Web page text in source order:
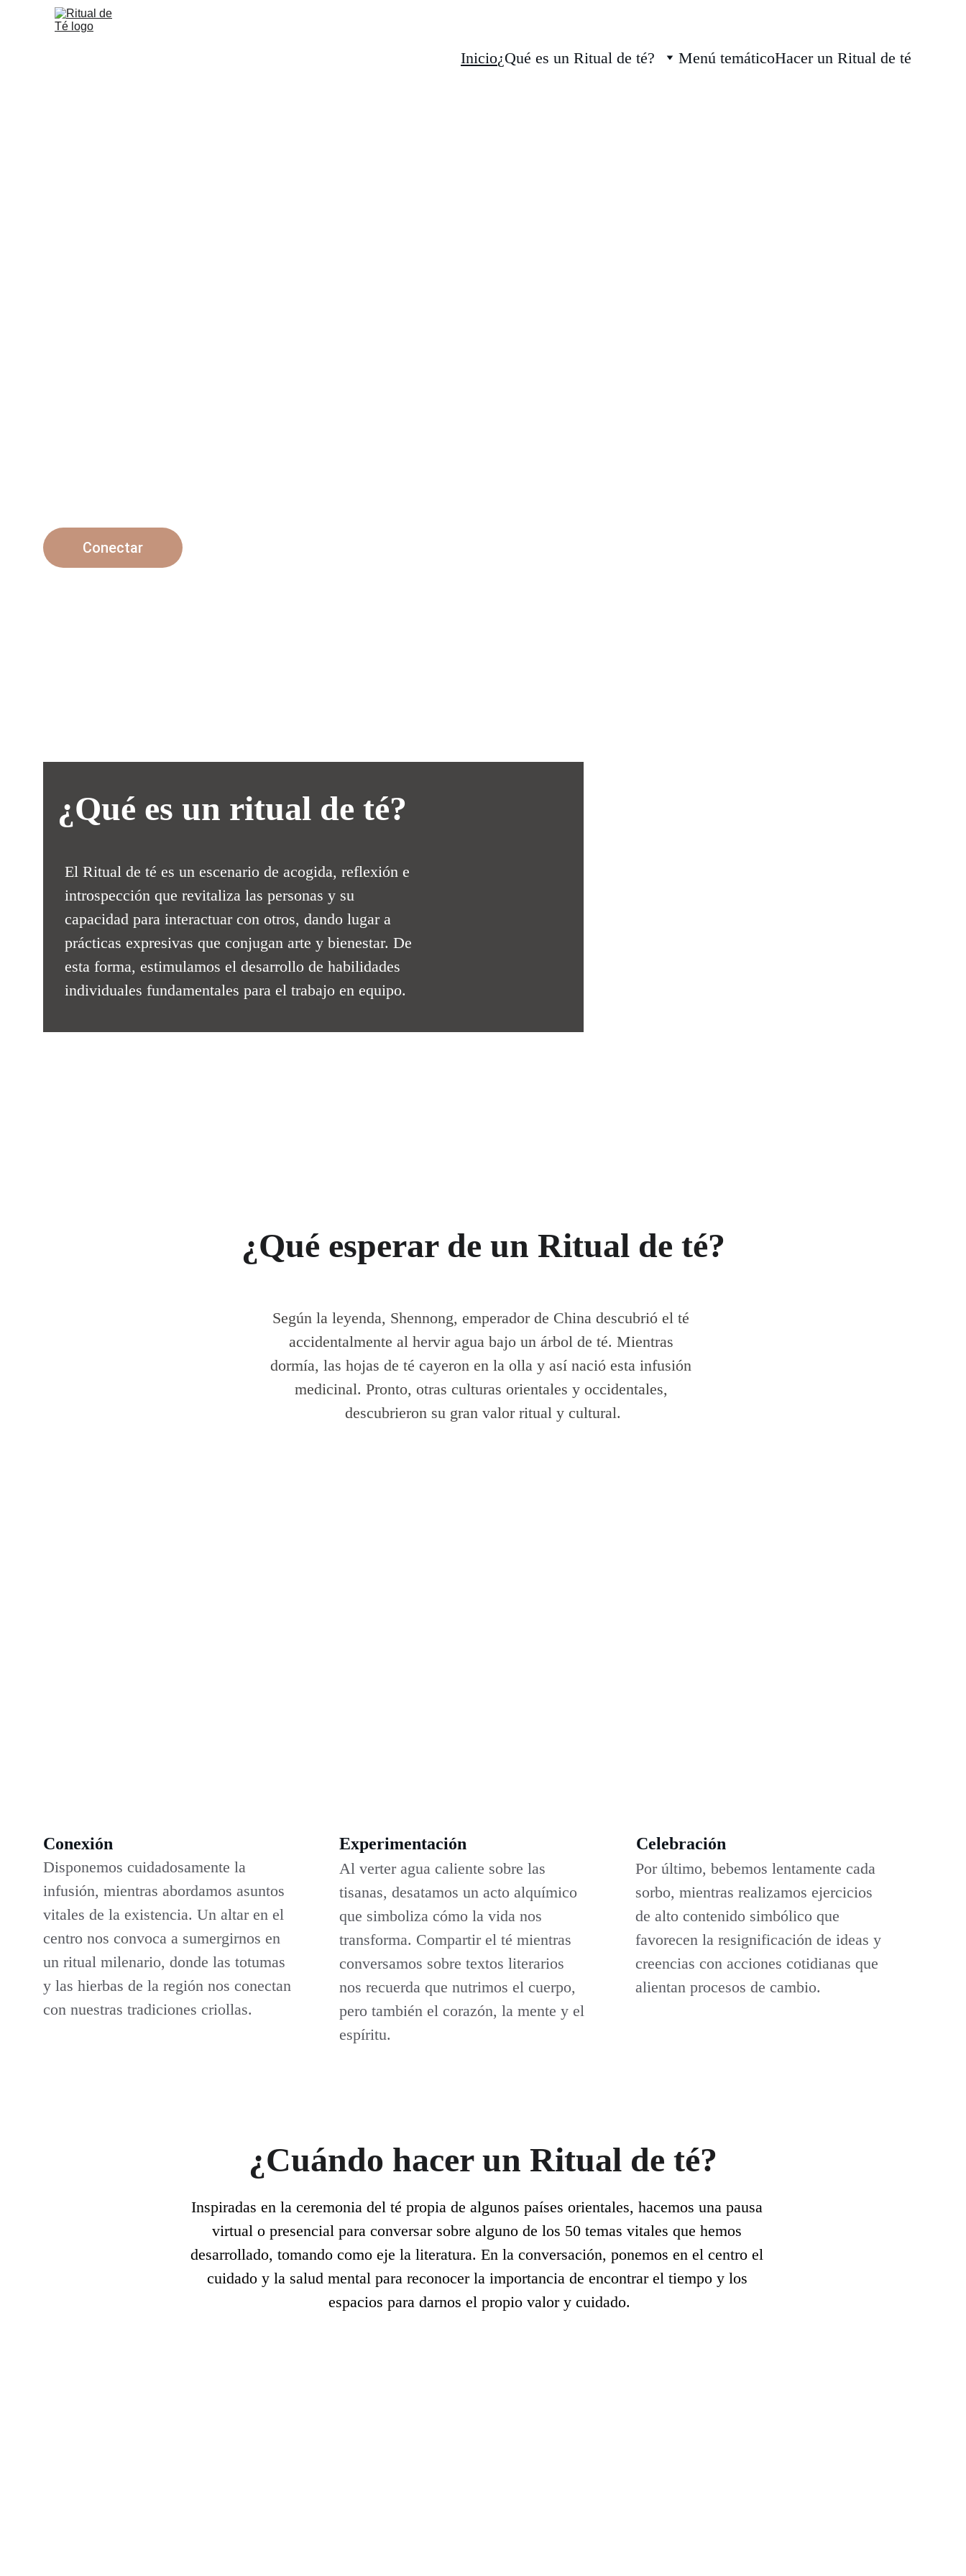
Inicio¿Qué es un Ritual de té? Menú temáticoHacer un Ritual de té
Conectar
¿Qué es un ritual de té?
El Ritual de té es un escenario de acogida, reflexión e
introspección que revitaliza las personas y su
capacidad para interactuar con otros, dando lugar a
prácticas expresivas que conjugan arte y bienestar. De
esta forma, estimulamos el desarrollo de habilidades
individuales fundamentales para el trabajo en equipo.
¿Qué esperar de un Ritual de té?
Según la leyenda, Shennong, emperador de China descubrió el té
accidentalmente al hervir agua bajo un árbol de té. Mientras
dormía, las hojas de té cayeron en la olla y así nació esta infusión
medicinal. Pronto, otras culturas orientales y occidentales,
descubrieron su gran valor ritual y cultural.
Conexión
Disponemos cuidadosamente la
infusión, mientras abordamos asuntos
vitales de la existencia. Un altar en el
centro nos convoca a sumergirnos en
un ritual milenario, donde las totumas
y las hierbas de la región nos conectan
con nuestras tradiciones criollas.
Experimentación
Al verter agua caliente sobre las
tisanas, desatamos un acto alquímico
que simboliza cómo la vida nos
transforma. Compartir el té mientras
conversamos sobre textos literarios
nos recuerda que nutrimos el cuerpo,
pero también el corazón, la mente y el
espíritu.
Por último, bebemos lentamente cada
sorbo, mientras realizamos ejercicios
de alto contenido simbólico que
favorecen la resignificación de ideas y
creencias con acciones cotidianas que
alientan procesos de cambio.
Celebración
¿Cuándo hacer un Ritual de té?
Inspiradas en la ceremonia del té propia de algunos países orientales, hacemos una pausa
virtual o presencial para conversar sobre alguno de los 50 temas vitales que hemos
desarrollado, tomando como eje la literatura. En la conversación, ponemos en el centro el
cuidado y la salud mental para reconocer la importancia de encontrar el tiempo y los
espacios para darnos el propio valor y cuidado.